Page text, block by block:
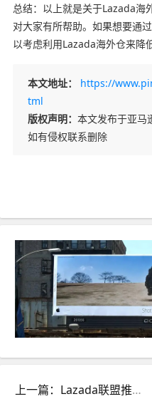
总结：以上就是关于Lazada海
对大家有所帮助。如果想要通
以考虑利用Lazada海外仓来降
本文地址：
https://
tml
版权声明： 本文发布于亚马
如有侵权联系删除
上一篇：Lazada联盟推广的收费方式是怎样的？如何查看推广数据？